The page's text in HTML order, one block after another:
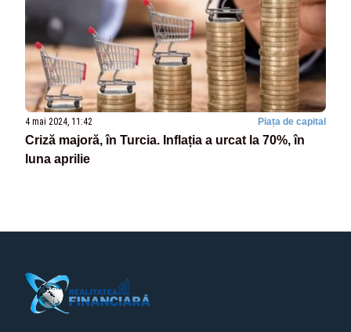
4 mai 2024, 11:42 Piața de capital
Criză majoră, în Turcia. Inflația a urcat la 70%, în
luna aprilie